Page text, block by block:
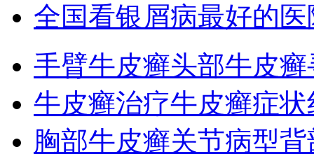
全国看银屑病最好的
手臂牛皮癣头部牛皮癣
牛皮癣治疗牛皮癣症状
胸部牛皮癣关节病型背